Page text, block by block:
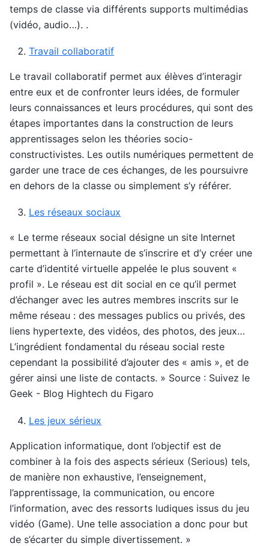
temps de classe via différents supports multimédias
(vidéo, audio…). .
Travail collaboratif
Le travail collaboratif permet aux élèves d’interagir
entre eux et de confronter leurs idées, de formuler
leurs connaissances et leurs procédures, qui sont des
étapes importantes dans la construction de leurs
apprentissages selon les théories socio-
constructivistes. Les outils numériques permettent de
garder une trace de ces échanges, de les poursuivre
en dehors de la classe ou simplement s’y référer.
Les réseaux sociaux
« Le terme réseaux social désigne un site Internet
permettant à l’internaute de s’inscrire et d’y créer une
carte d’identité virtuelle appelée le plus souvent «
profil ». Le réseau est dit social en ce qu’il permet
d’échanger avec les autres membres inscrits sur le
même réseau : des messages publics ou privés, des
liens hypertexte, des vidéos, des photos, des jeux…
L’ingrédient fondamental du réseau social reste
cependant la possibilité d’ajouter des « amis », et de
gérer ainsi une liste de contacts. » Source : Suivez le
Geek - Blog Hightech du Figaro
Les jeux sérieux
Application informatique, dont l’objectif est de
combiner à la fois des aspects sérieux (Serious) tels,
de manière non exhaustive, l’enseignement,
l’apprentissage, la communication, ou encore
l’information, avec des ressorts ludiques issus du jeu
vidéo (Game). Une telle association a donc pour but
de s’écarter du simple divertissement. »